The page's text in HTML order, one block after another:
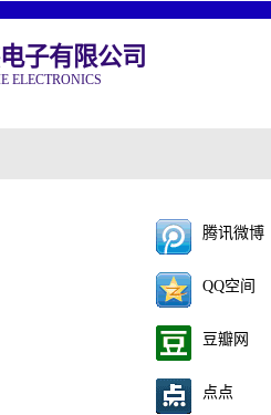
子有限公司
ELECTRONICS
腾讯微博
QQ空间
豆瓣网
点点